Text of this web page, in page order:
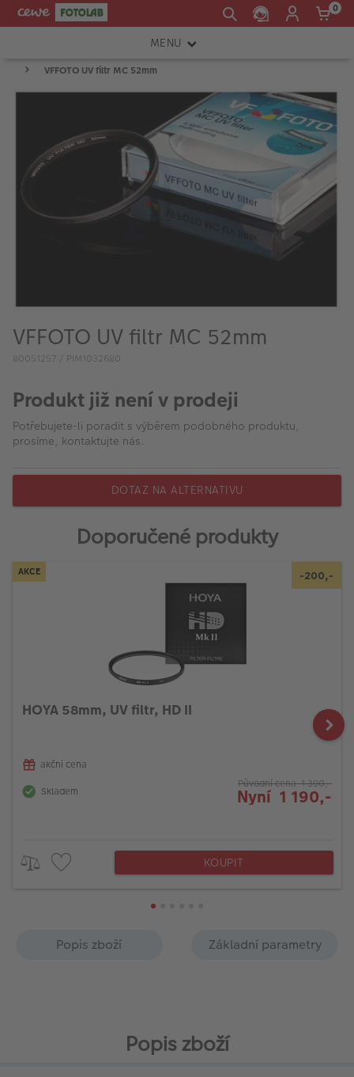
0
MENU
FOTOAPARÁTY
INSTAX™
TISKÁRNY A SKENERY
FOTOALBA
VÝPRODEJ
FOTO BAZAR
Akce a slevy
VFFOTO UV filtr MC 52mm
VFFOTO UV filtr MC 52mm
80051257 / PIM1032680
Produkt již není v prodeji
Potřebujete-li poradit s výběrem podobného produktu,
prosíme, kontaktujte nás.
DOTAZ NA ALTERNATIVU
Doporučené produkty
AKCE -200,-
HOYA 58mm, UV filtr, HD II
akční cena
Skladem
Původní cena 1 390,-
Nyní 1 190,-
KOUPIT
Popis zboží Základní parametry
Popis zboží